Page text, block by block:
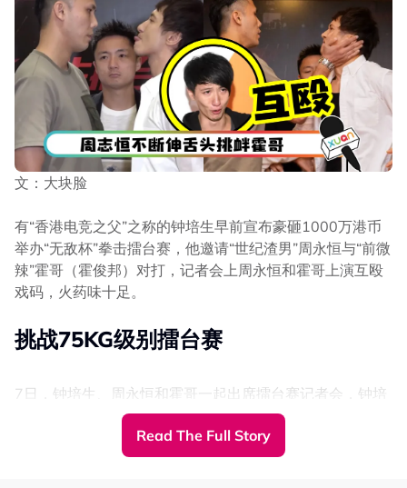
表示这场拳赛的所有报酬都会捐去义工慈善组织。
霍哥接受媒体采访时再度表示：“这句话我想讲很久了，之
前都不敢讲出来。如果我之前讲的话很多人会以为我在消费
她，希望大家不要忘记阿晶。”
“世纪渣男”周永恒与“前微辣”霍哥互殴30秒！扇巴
文：大块脸
有“香港电竞之父”之称的钟培生早前宣布豪砸1000万港币
举办“无敌杯”拳击擂台赛，他邀请“世纪渣男”周永恒与“前微
辣”霍哥（霍俊邦）对打，记者会上周永恒和霍哥上演互殴
戏码，火药味十足。
挑战75KG级别擂台赛
7日，钟培生、周永恒和霍哥一起出席擂台赛记者会，钟培
生透露周永恒和霍哥将在12月挑战75KG级别擂台赛，钟培
生指这次举行擂台赛希望大家有个合法的情绪发泄平台。
Read The Full Story